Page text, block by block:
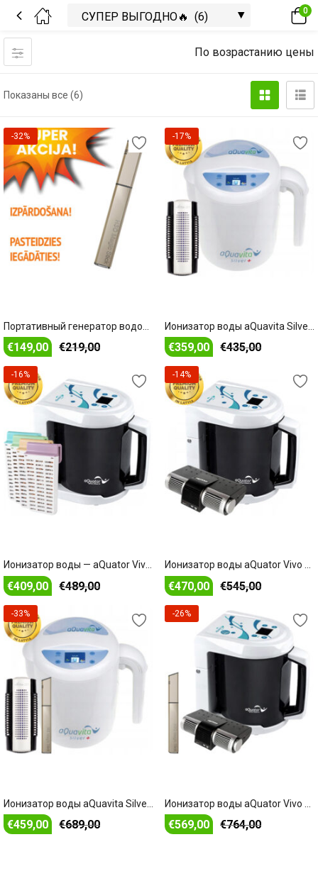
0
Показаны все (6)
По возрастанию цены
-32%
€149,00 €219,00
-17%
€359,00 €435,00
-16%
Ионизатор воды — aQuator Vivo с функцией минерализации
€409,00 €489,00
-14%
Ионизатор воды aQuator Vivo + Ионизатор воздуха XJ-2100
€470,00 €545,00
-33%
€459,00 €689,00
-26%
€569,00 €764,00